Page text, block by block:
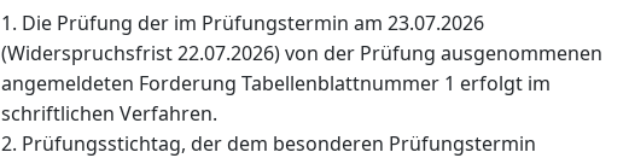
1. Die Prüfung der im Prüfungstermin am 23.07.2026
(Widerspruchsfrist 22.07.2026) von der Prüfung ausgenommenen
angemeldeten Forderung Tabellenblattnummer 1 erfolgt im
schriftlichen Verfahren.
2. Prüfungsstichtag, der dem besonderen Prüfungstermin